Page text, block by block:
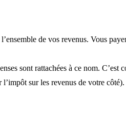
de vos revenus. Vous
sont rattachées à ce nom. C’est
sur les revenus de votre